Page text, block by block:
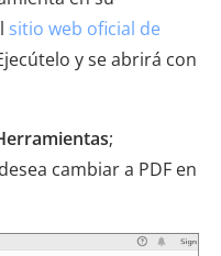
sitio web oficial de
y se abrirá con
;
cambiar a PDF en